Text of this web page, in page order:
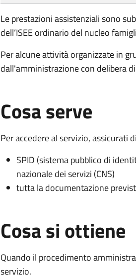
Le prestazioni assistenziali sono
dell’ISEE ordinario del nucleo
Per alcune attività organizzate in
dall'amministrazione con delibera
Cosa serve
Per accedere al servizio, assicurati
SPID (sistema pubblico di
nazionale dei servizi (CNS)
tutta la documentazione
Cosa si ottiene
Quando il procedimento
servizio.